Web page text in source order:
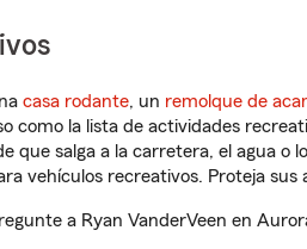
casa rodante, un remolque de
como la lista de actividades
que salga a la carretera, el agua o
vehículos recreativos. Proteja
a Ryan VanderVeen en